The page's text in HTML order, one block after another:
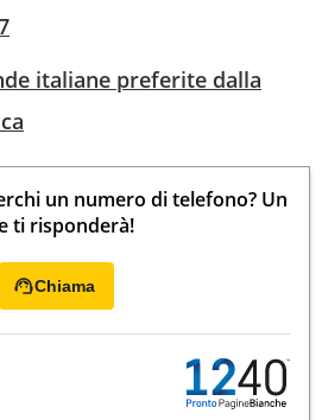
italiane preferite dalla
un numero di telefono? Un
ti risponderà!
Chiama